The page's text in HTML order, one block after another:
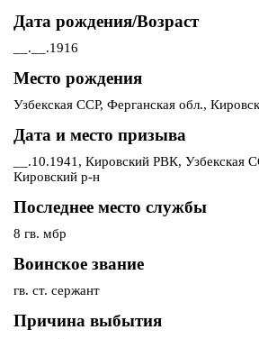
Дата рождения/Возраст
__.__.1916
Место рождения
Узбекская ССР, Ферганская обл.,
Дата и место призыва
__.10.1941, Кировский РВК, Узбекская
Кировский р-н
Последнее место службы
8 гв. мбр
Воинское звание
гв. ст. сержант
Причина выбытия